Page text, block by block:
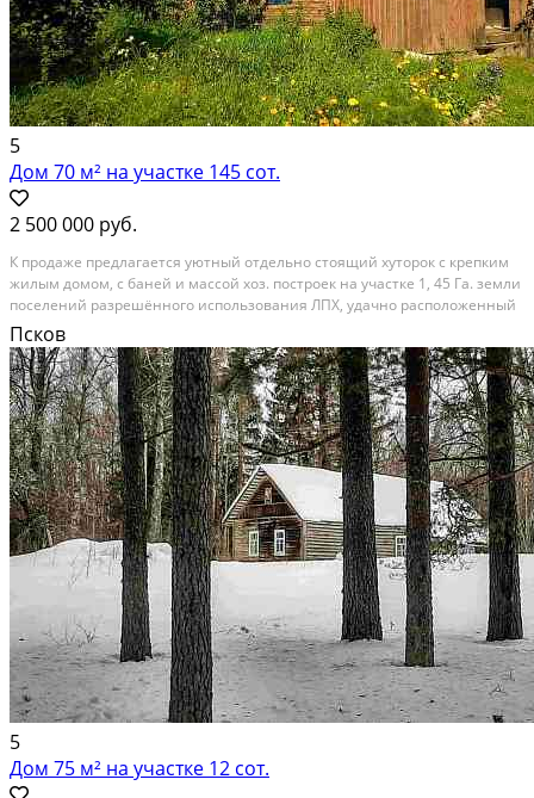
5
Дом 70 м² на участке 145 сот.
2 500 000 руб.
К продаже предлагается уютный отдельно стоящий хуторок с крепким
жилым домом, с баней и массой хоз. построек на участке 1, 45 Га. земли
поселений разрешённого использования ЛПХ, удачно расположенный
в охраняемой приграничной зоне, на отделённой лесополосой от
Рижского шоссе территории деревни...
Расстояние до города (км): 20-29; Этажей в доме: 1; Материал стен дома:
Бревно
Псков
5
Дом 75 м² на участке 12 сот.